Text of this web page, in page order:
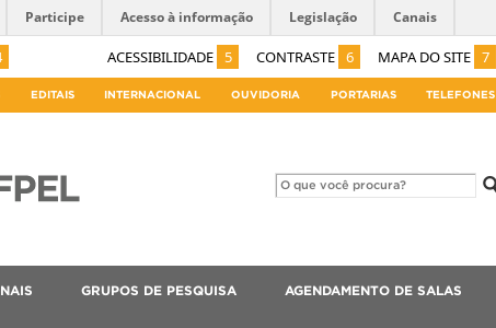
ACESSIBILIDADE 5 CONTRASTE 6 MAPA DO SITE 7
Participe Acesso à informação Legislação Canais
EDITAIS INTERNACIONAL OUVIDORIA PORTARIAS TELEFONES
GRUPOS DE PESQUISA AGENDAMENTO DE SALAS